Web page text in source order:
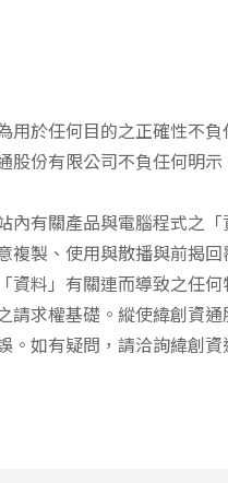
於任何目的之正確性不負
份有限公司不負任何明
有關產品與電腦程式之
製、使用與散播與前揭回
料」有關連而導致之任
求權基礎。縱使緯創資
。如有疑問，請洽詢緯創